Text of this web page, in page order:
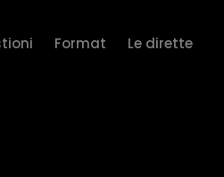
Format Le dirette